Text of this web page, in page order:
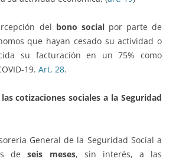
del bono socialpor parte de
que hayan cesado su actividad o
su facturación en un 75% como
19. Art, 28.
cotizaciones sociales a la Seguridad
General de la Seguridad Social a
deseis meses, sin interés, a las